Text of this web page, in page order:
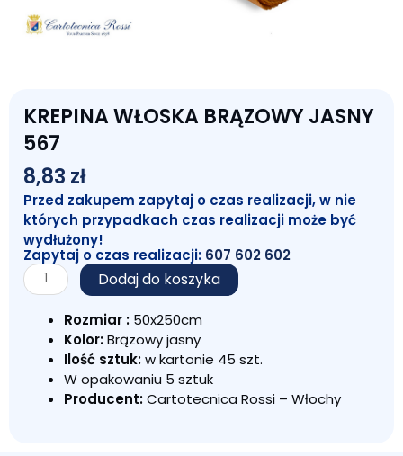
KREPINA WŁOSKA BRĄZOWY JASNY
567
8,83 zł
Przed zakupem zapytaj o czas realizacji, w nie
których przypadkach czas realizacji może być
wydłużony!
Zapytaj o czas realizacji: 607 602 602
ilość
KREPINA
WŁOSKA
BRĄZOWY
Dodaj do koszyka
Rozmiar : 50x250cm
Kolor:Brązowy jasny
Ilość sztuk:w kartonie 45 szt.
W opakowaniu 5 sztuk
Producent:Cartotecnica Rossi – Włochy